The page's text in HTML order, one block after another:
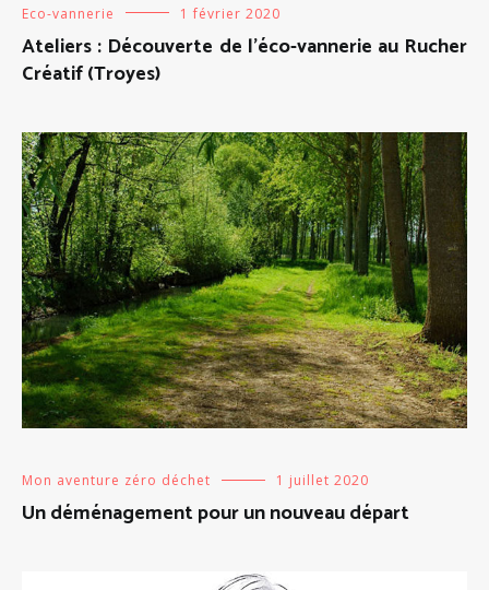
Eco-vannerie 1 février 2020
Ateliers : Découverte de l’éco-vannerie au Rucher
Créatif (Troyes)
Mon aventure zéro déchet 1 juillet 2020
Un déménagement pour un nouveau départ